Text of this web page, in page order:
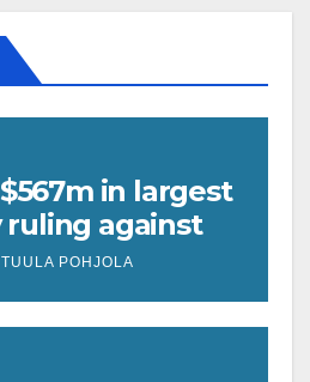
in largest
ruling against
giant
TUULA POHJOLA